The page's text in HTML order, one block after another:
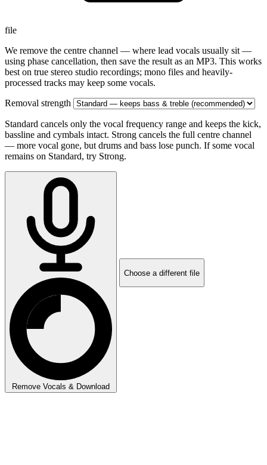
file
We remove the centre channel — where lead vocals usually sit —
using phase cancellation, then save the result as an MP3. This works
best on true stereo studio recordings; mono files and heavily-
processed tracks may keep some vocals.
Removal strength
Standard cancels only the vocal frequency range and keeps the kick,
bassline and cymbals intact. Strong cancels the full centre channel
— more vocal gone, but drums and bass lose punch. If some vocal
remains on Standard, try Strong.
Remove Vocals & Download
Choose a different file